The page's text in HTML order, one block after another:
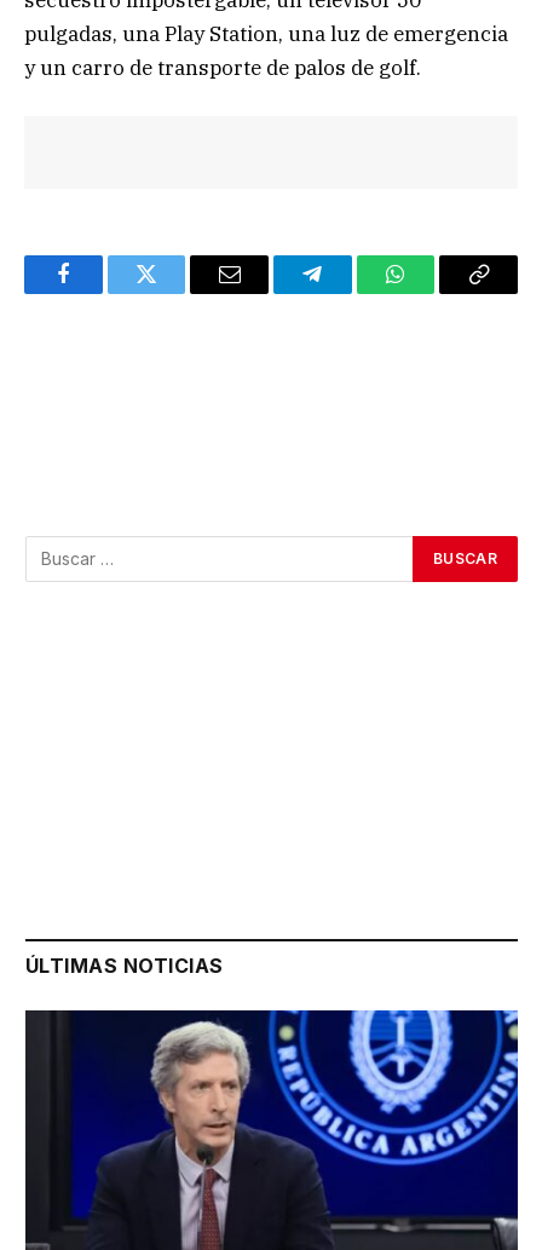
pulgadas, una Play Station, una luz de emergencia
y un carro de transporte de palos de golf.
FacebookTwitter Email TelegramWhatsAppCopy
ÚLTIMAS NOTICIAS